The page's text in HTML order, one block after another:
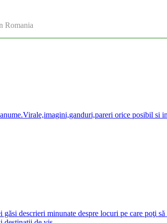
Romania
orice posibil si
găsi descrieri minunate despre locuri pe care poţi